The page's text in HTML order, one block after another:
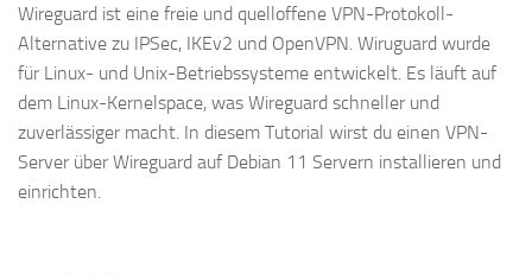
Wireguard ist eine freie und quelloffene VPN-Protokoll-
Alternative zu IPSec, IKEv2 und OpenVPN. Wiruguard wurde
für Linux- und Unix-Betriebssysteme entwickelt. Es läuft auf
dem Linux-Kernelspace, was Wireguard schneller und
zuverlässiger macht. In diesem Tutorial wirst du einen VPN-
Server über Wireguard auf Debian 11 Servern installieren und
einrichten.